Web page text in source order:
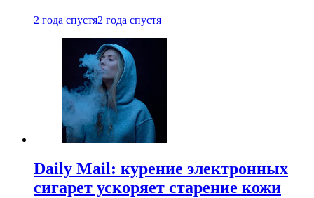
2 года спустя2 года спустя
Daily Mail: курение электронных
сигарет ускоряет старение кожи